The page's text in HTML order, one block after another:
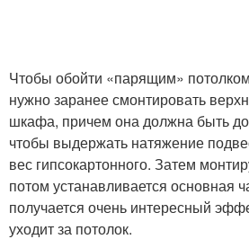
Чтобы обойти «парящим»
нужно заранее смонтировать
шкафа, причем она должна быть
чтобы выдержать натяжение
вес гипсокартонного. Затем
потом устанавливается основная
получается очень интересный
уходит за потолок.